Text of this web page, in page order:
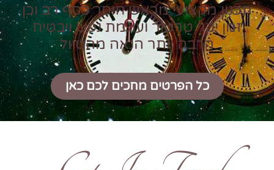
תכנון מקצועי מראש חוסך כסף רב וכן
זמן יקר טרטור ועוגמת נפש ויבטיח
הרבה יותר הנאה מהטיול
כל הפרטים מחכים לכם כאן